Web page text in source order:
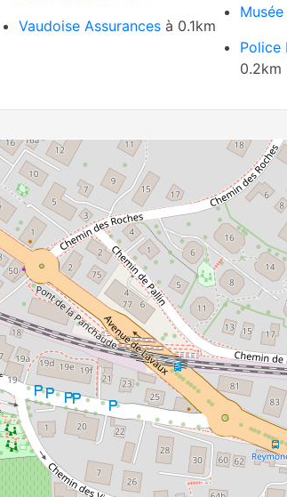
Vaudoise Assurances à 0.1km
Police
0.2km